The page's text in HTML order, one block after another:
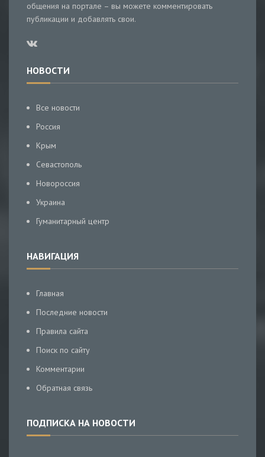
общения на портале – вы можете комментировать
публикации и добавлять свои.
НОВОСТИ
Все новости
Россия
Крым
Севастополь
Новороссия
Украина
Гуманитарный центр
НАВИГАЦИЯ
Главная
Последние новости
Правила сайта
Поиск по сайту
Комментарии
Обратная связь
ПОДПИСКА НА НОВОСТИ